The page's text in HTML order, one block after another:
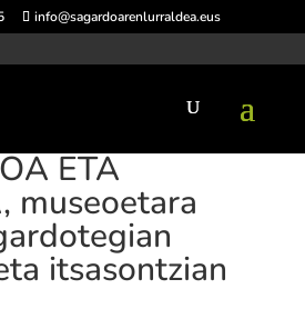
info@sagardoarenlurraldea.eus
ETA
museoetara
itsasontzian